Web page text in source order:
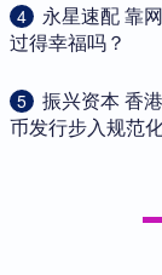
4
永星速配 靠
过得幸福吗？
5
振兴资本 香
币发行步入规范